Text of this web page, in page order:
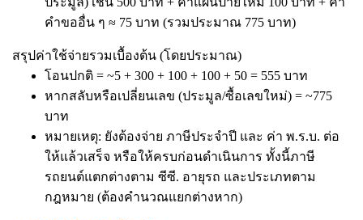
คำขออื่น ๆ ≈ 75 บาท (รวมประมาณ 775 บาท)
สรุปค่าใช้จ่ายรวมเบื้องต้น (โดยประมาณ)
โอนปกติ = ~5 + 300 + 100 + 100 + 50 = 555 บาท
หากสลับหรือเปลี่ยนเลข (ประมูล/ซื้อเลขใหม่) = ~775
บาท
หมายเหตุ: ยังต้องจ่าย ภาษีประจำปี และ ค่า พ.ร.บ. ต่อ
ให้แล้วเสร็จ หรือให้ครบก่อนดำเนินการ ทั้งนี้ภาษี
รถยนต์แตกต่างตาม ซีซี. อายุรถ และประเภทตาม
กฎหมาย (ต้องคำนวณแยกต่างหาก)